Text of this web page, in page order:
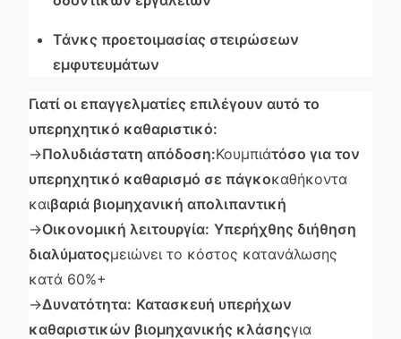
Τάνκς προετοιμασίας στειρώσεων
εμφυτευμάτων
Γιατί οι επαγγελματίες επιλέγουν αυτό το
υπερηχητικό καθαριστικό:
→Πολυδιάστατη απόδοση:Κουμπιάτόσο για τον
υπερηχητικό καθαρισμό σε πάγκοκαθήκοντα
καιβαριά βιομηχανική απολιπαντική
→Οικονομική λειτουργία: Υπερήχθης διήθηση
διαλύματοςμειώνει το κόστος κατανάλωσης
κατά 60%+
→Δυνατότητα: Κατασκευή υπερήχων
καθαριστικών βιομηχανικής κλάσηςγια